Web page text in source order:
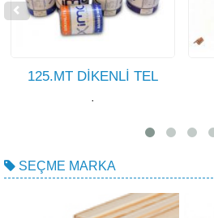
125.MT DİKENLİ TEL
·
SEÇME MARKA